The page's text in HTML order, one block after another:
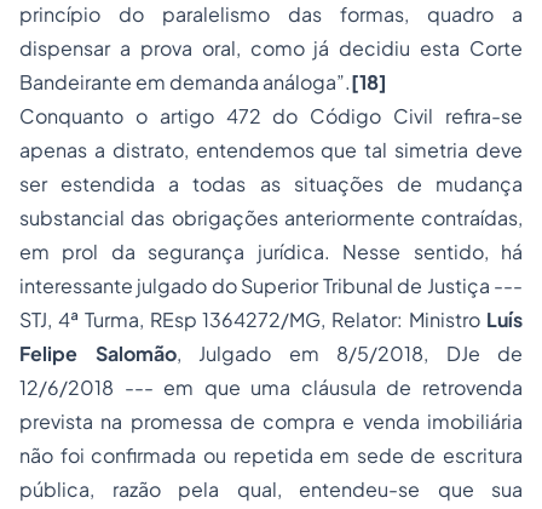
princípio do paralelismo das formas, quadro a
dispensar a prova oral, como já decidiu esta Corte
Bandeirante em demanda análoga”.[18]
Conquanto o artigo 472 do Código Civil refira-se
apenas a distrato, entendemos que tal simetria deve
ser estendida a todas as situações de mudança
substancial das obrigações anteriormente contraídas,
em prol da segurança jurídica. Nesse sentido, há
interessante julgado do Superior Tribunal de Justiça ---
STJ, 4ª Turma, REsp 1364272/MG, Relator: Ministro Luís
Felipe Salomão, Julgado em 8/5/2018, DJe de
12/6/2018 --- em que uma cláusula de retrovenda
prevista na promessa de compra e venda imobiliária
não foi confirmada ou repetida em sede de escritura
pública, razão pela qual, entendeu-se que sua